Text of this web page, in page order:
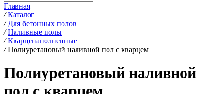
Главная
/ Каталог
/ Для бетонных полов
/ Наливные полы
/ Кварценаполненные
/ Полиуретановый наливной пол с кварцем
Полиуретановый наливной